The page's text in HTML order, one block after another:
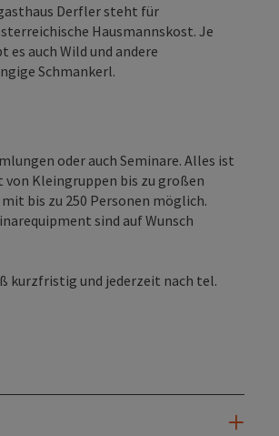
Derfler steht für
Hausmannskost. Je
es auch Wild und andere
Schmankerl.
oder auch Seminare. Alles ist
Kleingruppen bis zu großen
bis zu 250 Personen möglich.
sind auf Wunsch
kurzfristig und jederzeit nach tel.